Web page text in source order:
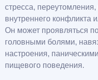
стресса,
внутреннего конфликта
Он может проявляться
головными болями,
настроения,
пищевого поведения.